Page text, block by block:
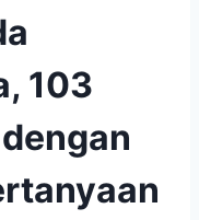
103